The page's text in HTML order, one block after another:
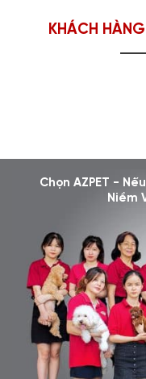
KHÁCH
Chọn AZPET -
Niềm